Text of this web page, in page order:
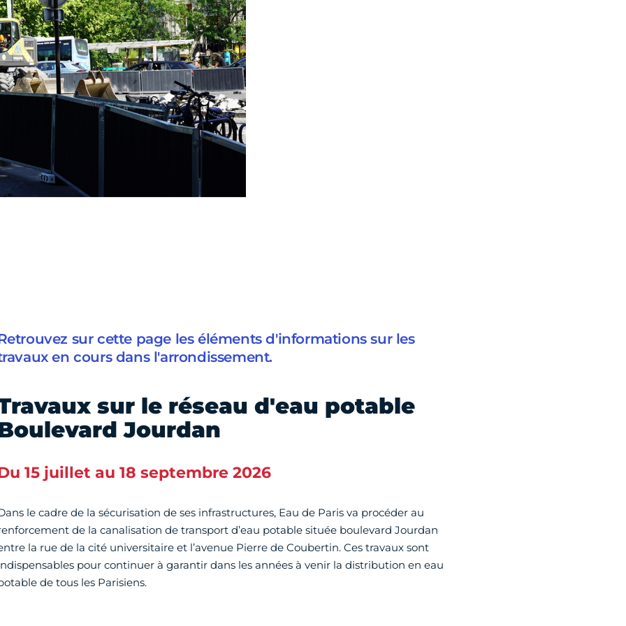
sur cette page les éléments d'informations sur les
en cours dans l'arrondissement.
sur le réseau d'eau potable
Jourdan
15 juillet au 18 septembre 2026
le cadre de la sécurisation de ses infrastructures, Eau de Paris va procéder au
de la canalisation de transport d’eau potable située boulevard Jourdan
la rue de la cité universitaire et l’avenue Pierre de Coubertin. Ces travaux sont
pour continuer à garantir dans les années à venir la distribution en eau
de tous les Parisiens.